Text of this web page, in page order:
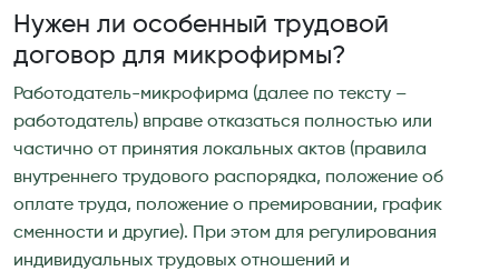
Нужен ли особенный трудовой
договор для микрофирмы?
Работодатель-микрофирма (далее по тексту –
работодатель) вправе отказаться полностью или
частично от принятия локальных актов (правила
внутреннего трудового распорядка, положение об
оплате труда, положение о премировании, график
сменности и другие). При этом для регулирования
индивидуальных трудовых отношений и